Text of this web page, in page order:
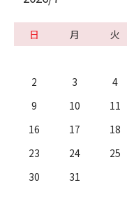
日 月 火
2
3 4
9
10 11
16
17 18
23
24 25
30
31